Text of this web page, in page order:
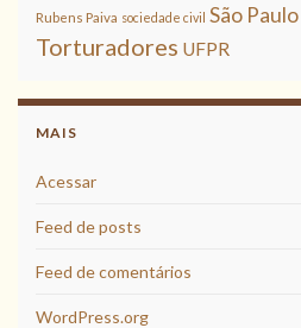
Rubens Paiva sociedade civil São Paulo
Torturadores UFPR
MAIS
Acessar
Feed de posts
Feed de comentários
WordPress.org